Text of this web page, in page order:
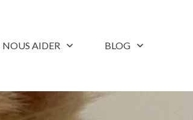
NOUS AIDER BLOG